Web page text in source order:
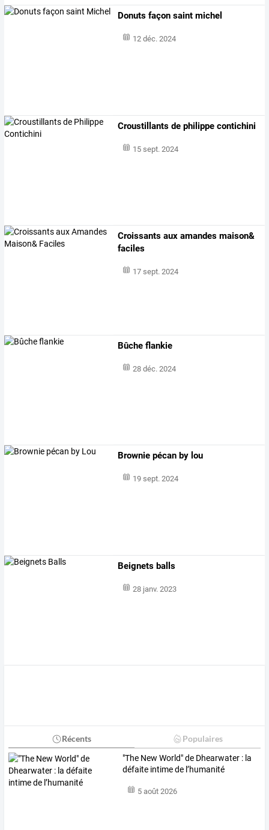
Donuts façon saint michel
12 déc. 2024
Croustillants de philippe contichini
15 sept. 2024
Croissants aux amandes maison&
faciles
17 sept. 2024
Bûche flankie
28 déc. 2024
Brownie pécan by lou
19 sept. 2024
Beignets balls
28 janv. 2023
Récents Populaires
"The New World" de Dhearwater : la
défaite intime de l’humanité
5 août 2026